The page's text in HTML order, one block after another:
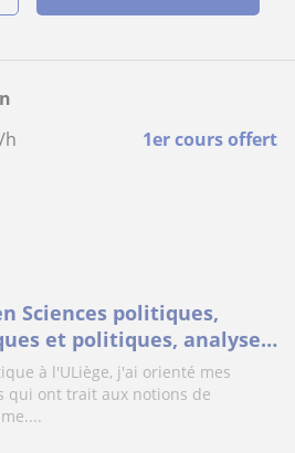
/h 1er cours offert
Sciences politiques,
et politiques, analyse
à l'ULiège, j'ai orienté mes
qui ont trait aux notions de